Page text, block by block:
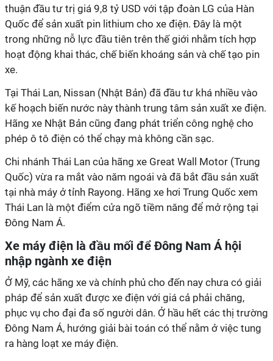
thuận đầu tư trị giá 9,8 tỷ USD với tập đoàn LG của Hàn
Quốc để sản xuất pin lithium cho xe điện. Đây là một
trong những nỗ lực đầu tiên trên thế giới nhằm tích hợp
hoạt động khai thác, chế biến khoáng sản và chế tạo pin
xe.
Tại Thái Lan, Nissan (Nhật Bản) đã đầu tư khá nhiều vào
kế hoạch biến nước này thành trung tâm sản xuất xe điện.
Hãng xe Nhật Bản cũng đang phát triển công nghệ cho
phép ô tô điện có thể chạy mà không cần sạc.
Chi nhánh Thái Lan của hãng xe Great Wall Motor (Trung
Quốc) vừa ra mắt vào năm ngoái và đã bắt đầu sản xuất
tại nhà máy ở tỉnh Rayong. Hãng xe hơi Trung Quốc xem
Thái Lan là một điểm cửa ngõ tiềm năng để mở rộng tại
Đông Nam Á.
Xe máy điện là đầu mối để Đông Nam Á hội
nhập ngành xe điện
Ở Mỹ, các hãng xe và chính phủ cho đến nay chưa có giải
pháp để sản xuất được xe điện với giá cả phải chăng,
phục vụ cho đại đa số người dân. Ở hầu hết các thị trường
Đông Nam Á, hướng giải bài toán có thể nằm ở việc tung
ra hàng loạt xe máy điện.